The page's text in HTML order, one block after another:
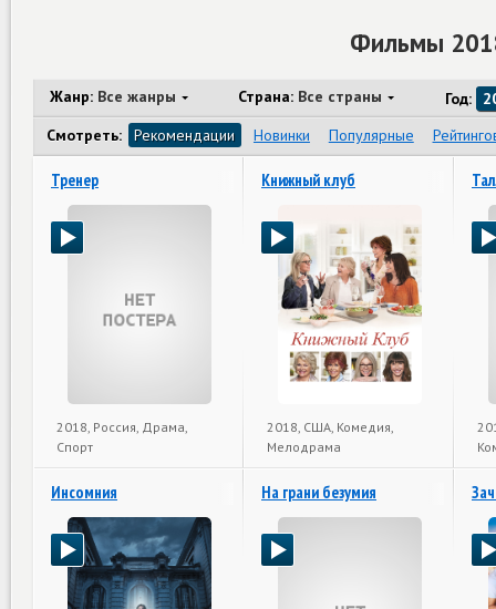
Фильмы
Жанр: Все жанры Страна: Все страны Год:
Смотреть:
Рекомендации Новинки Популярные
Тренер
2018, Россия, Драма,
Спорт
Книжный клуб
2018, США, Комедия,
Мелодрама
Инсомния На грани безумия